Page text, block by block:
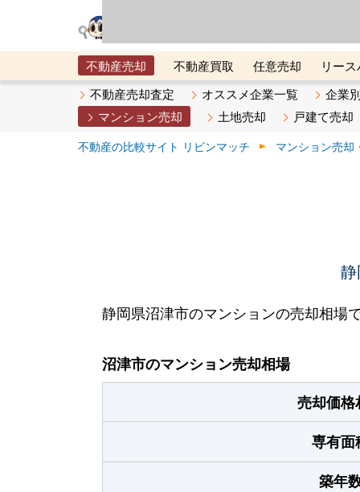
不動産売却 不動産買取 任意売却
リー
メタ住宅展示場
ベスト不動産カンパニー オ
不動産売却査定 オススメ企業一覧
企業
マンション売却
土地売却 戸建て売却
不動産の比較サイト リビンマッチ マンション売却
静岡県沼津市のマンションの売却相場
沼津市のマンション売却相場
売却価格
専有面
築年